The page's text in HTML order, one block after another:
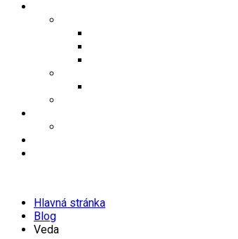
Hlavná stránka
Blog
Veda